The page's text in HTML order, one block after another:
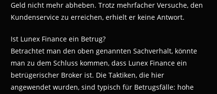
Geld nicht mehr abheben. Trotz mehrfacher Versuche, den
Kundenservice zu erreichen, erhielt er keine Antwort.
Ist Lunex Finance ein Betrug?
Betrachtet man den oben genannten Sachverhalt, könnte
man zu dem Schluss kommen, dass Lunex Finance ein
betrügerischer Broker ist. Die Taktiken, die hier
angewendet wurden, sind typisch für Betrugsfälle: hohe